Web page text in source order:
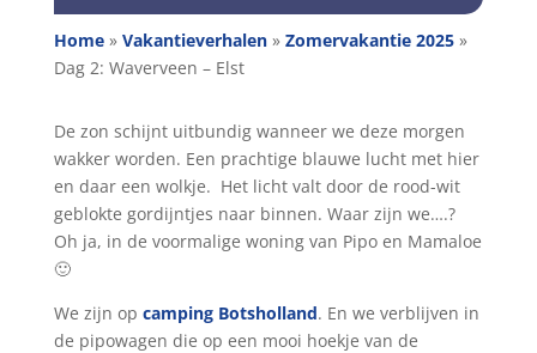
Home» Vakantieverhalen» Zomervakantie 2025»
Dag 2: Waverveen – Elst
De zon schijnt uitbundig wanneer we deze morgen
wakker worden. Een prachtige blauwe lucht met hier
en daar een wolkje. Het licht valt door de rood-wit
geblokte gordijntjes naar binnen. Waar zijn we….?
Oh ja, in de voormalige woning van Pipo en Mamaloe
🙂
We zijn op camping Botsholland. En we verblijven in
de pipowagen die op een mooi hoekje van de